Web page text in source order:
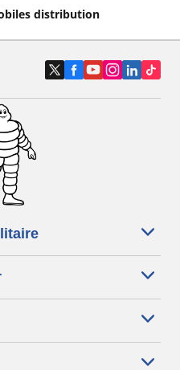
distribution